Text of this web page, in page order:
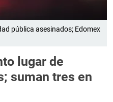
pública asesinados; Edomex
lugar de
suman tres en